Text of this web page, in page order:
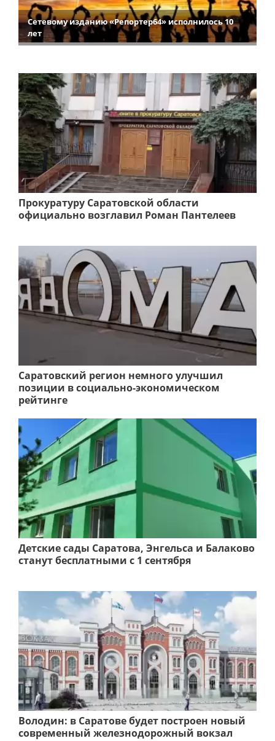
Сетевому изданию «Репортер64» исполнилось 10
лет
Прокуратуру Саратовской области
официально возглавил Роман Пантелеев
Саратовский регион немного улучшил
позиции в социально-экономическом
рейтинге
Детские сады Саратова, Энгельса и Балаково
станут бесплатными с 1 сентября
Володин: в Саратове будет построен новый
современный железнодорожный вокзал